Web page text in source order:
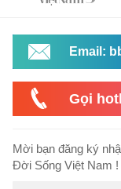
Email:
Gọi
Mời bạn đăng ký
Đời Sống Việt Nam !